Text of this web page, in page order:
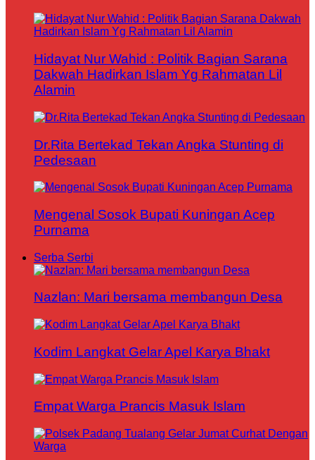
Hidayat Nur Wahid : Politik Bagian Sarana
Dakwah Hadirkan Islam Yg Rahmatan Lil
Alamin
Dr.Rita Bertekad Tekan Angka Stunting di
Pedesaan
Mengenal Sosok Bupati Kuningan Acep
Purnama
Serba Serbi
Nazlan: Mari bersama membangun Desa
Kodim Langkat Gelar Apel Karya Bhakt
Empat Warga Prancis Masuk Islam